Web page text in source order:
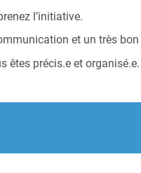
l’initiative.
et un très
êtes précis.e et organisé.e.